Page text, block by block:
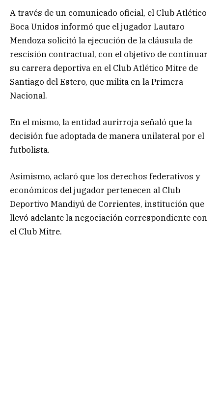
A través de un comunicado oficial, el Club Atlético
Boca Unidos informó que el jugador Lautaro
Mendoza solicitó la ejecución de la cláusula de
rescisión contractual, con el objetivo de continuar
su carrera deportiva en el Club Atlético Mitre de
Santiago del Estero, que milita en la Primera
Nacional.
En el mismo, la entidad aurirroja señaló que la
decisión fue adoptada de manera unilateral por el
futbolista.
Asimismo, aclaró que los derechos federativos y
económicos del jugador pertenecen al Club
Deportivo Mandiyú de Corrientes, institución que
llevó adelante la negociación correspondiente con
el Club Mitre.